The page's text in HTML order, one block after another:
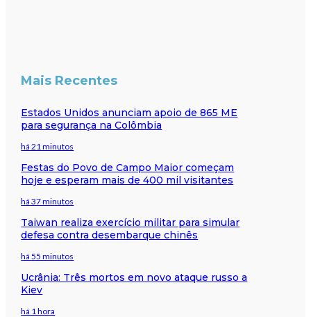
Mais Recentes
Estados Unidos anunciam apoio de 865 ME
para segurança na Colômbia
há 21 minutos
Festas do Povo de Campo Maior começam
hoje e esperam mais de 400 mil visitantes
há 37 minutos
Taiwan realiza exercício militar para simular
defesa contra desembarque chinês
há 55 minutos
Ucrânia: Três mortos em novo ataque russo a
Kiev
há 1 hora